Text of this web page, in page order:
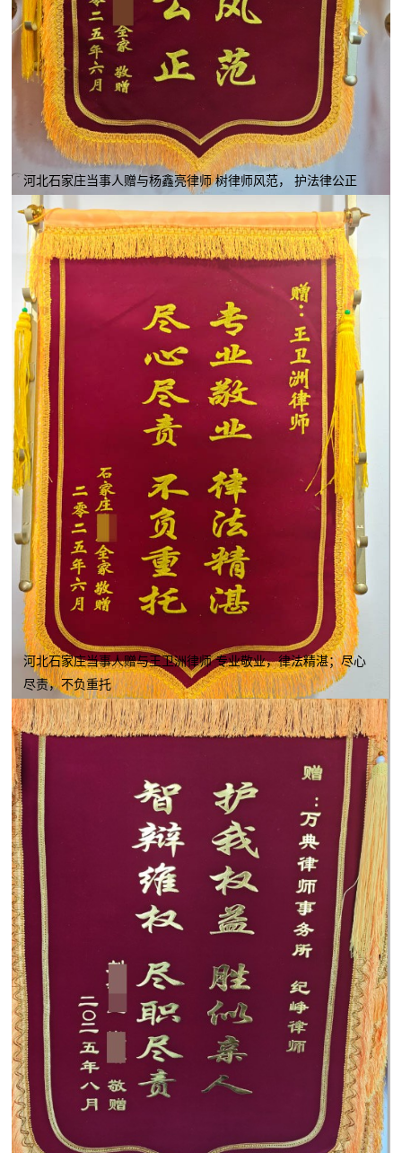
河北石家庄当事人赠与杨鑫亮律师 树律师风范， 护法律公正
河北石家庄当事人赠与王卫洲律师 专业敬业，律法精湛；尽心
尽责，不负重托